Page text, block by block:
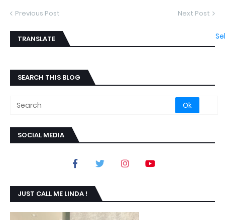
Previous Post Next Post
TRANSLATE
SEARCH THIS BLOG
SOCIAL MEDIA
JUST CALL ME LINDA !